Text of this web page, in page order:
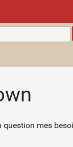
question mes